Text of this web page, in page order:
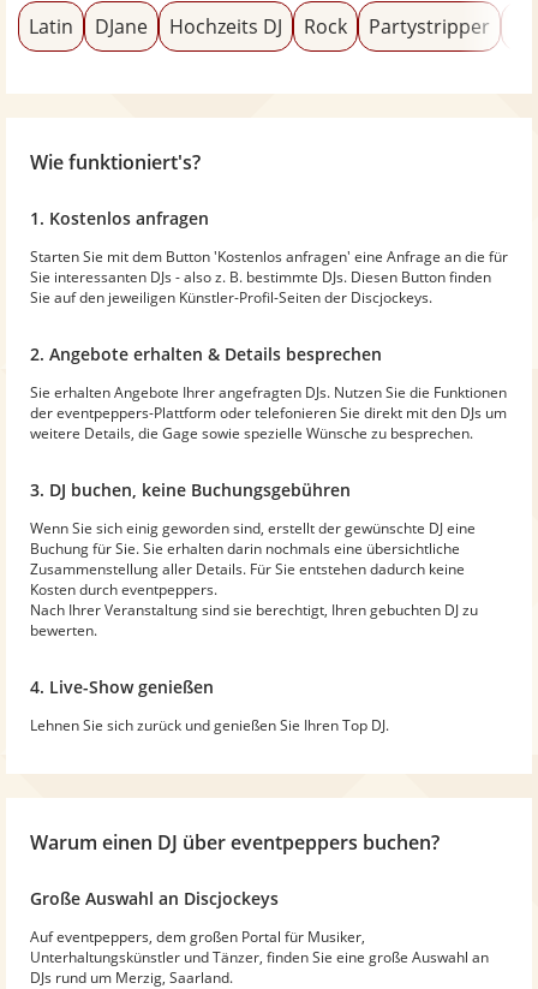
Latin DJane Hochzeits DJ Rock Partystripper
Wie funktioniert's?
1. Kostenlos anfragen
Starten Sie mit dem Button 'Kostenlos anfragen' eine Anfrage an die für
Sie interessanten DJs - also z. B. bestimmte DJs. Diesen Button finden
Sie auf den jeweiligen Künstler-Profil-Seiten der Discjockeys.
2. Angebote erhalten & Details besprechen
Sie erhalten Angebote Ihrer angefragten DJs. Nutzen Sie die Funktionen
der eventpeppers-Plattform oder telefonieren Sie direkt mit den DJs um
weitere Details, die Gage sowie spezielle Wünsche zu besprechen.
3. DJ buchen, keine Buchungsgebühren
Wenn Sie sich einig geworden sind, erstellt der gewünschte DJ eine
Buchung für Sie. Sie erhalten darin nochmals eine übersichtliche
Zusammenstellung aller Details. Für Sie entstehen dadurch keine
Kosten durch eventpeppers.
Nach Ihrer Veranstaltung sind sie berechtigt, Ihren gebuchten DJ zu
bewerten.
4. Live-Show genießen
Lehnen Sie sich zurück und genießen Sie Ihren Top DJ.
Warum einen DJ über eventpeppers buchen?
Große Auswahl an Discjockeys
Auf eventpeppers, dem großen Portal für Musiker,
Unterhaltungskünstler und Tänzer, finden Sie eine große Auswahl an
DJs rund um Merzig, Saarland.